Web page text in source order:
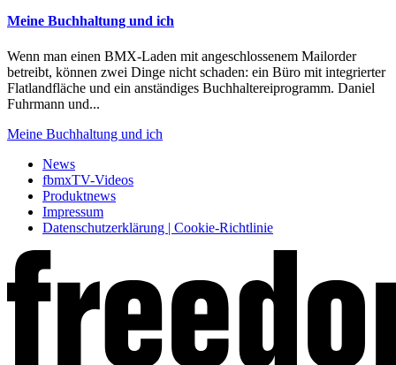
Meine Buchhaltung und ich
Wenn man einen BMX-Laden mit angeschlossenem Mailorder
betreibt, können zwei Dinge nicht schaden: ein Büro mit integrierter
Flatlandfläche und ein anständiges Buchhaltereiprogramm. Daniel
Fuhrmann und...
Meine Buchhaltung und ich
News
fbmxTV-Videos
Produktnews
Impressum
Datenschutzerklärung | Cookie-Richtlinie